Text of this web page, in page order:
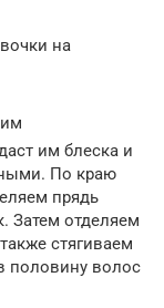
на
им блеска и
По краю
прядь
Затем отделяем
стягиваем
половину волос